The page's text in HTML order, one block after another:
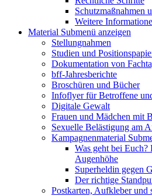
Schutzmaßnahmen
Weitere
Material Submenü anzeigen
Stellungnahmen
Studien und
Dokumentation von
bff-Jahresberichte
Broschüren und Bücher
Infoflyer für Betroffene
Digitale Gewalt
Frauen und Mädchen mit
Sexuelle Belästigung am
Kampagnenmaterial
Was geht bei Euch?
Augenhöhe
Superheldin gegen
Der richtige
Postkarten, Aufkleber und